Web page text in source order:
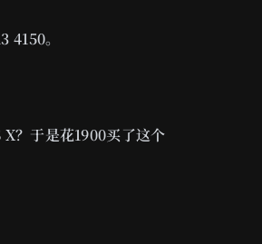
。
？于是花1900买了这个